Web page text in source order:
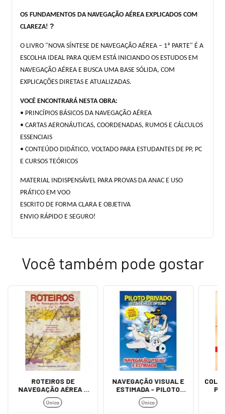
OS FUNDAMENTOS DA NAVEGAÇÃO AÉREA EXPLICADOS COM
CLAREZA! ?
O LIVRO "NOVA SÍNTESE DE NAVEGAÇÃO AÉREA – 1ª PARTE" É A
ESCOLHA IDEAL PARA QUEM ESTÁ INICIANDO OS ESTUDOS EM
NAVEGAÇÃO AÉREA E BUSCA UMA BASE SÓLIDA, COM
EXPLICAÇÕES DIRETAS E ATUALIZADAS.
VOCÊ ENCONTRARÁ NESTA OBRA:
• PRINCÍPIOS BÁSICOS DA NAVEGAÇÃO AÉREA
• CARTAS AERONÁUTICAS, COORDENADAS, RUMOS E CÁLCULOS
ESSENCIAIS
• CONTEÚDO DIDÁTICO, VOLTADO PARA ESTUDANTES DE PP, PC
E CURSOS TEÓRICOS
MATERIAL INDISPENSÁVEL PARA PROVAS DA ANAC E USO
PRÁTICO EM VOO
ESCRITO DE FORMA CLARA E OBJETIVA
ENVIO RÁPIDO E SEGURO!
Você também pode gostar
ROTEIROS DE
NAVEGAÇÃO AÉREA -
VOL. 1
Único
NAVEGAÇÃO VISUAL E
ESTIMADA - PILOTO
PRIVADO - TITUS ROOS
Único